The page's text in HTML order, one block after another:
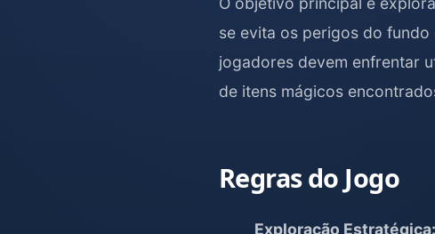
se evita os perigos do fundo
jogadores devem enfrentar
de itens mágicos
Regras do Jogo
Exploração Estratégica: